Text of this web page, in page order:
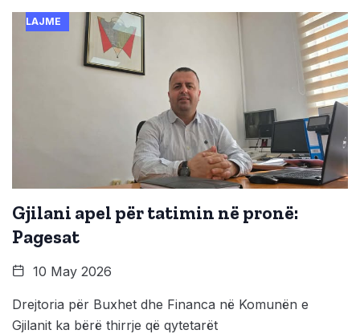
LAJME
Gjilani apel për tatimin në pronë:
Pagesat
10 May 2026
Drejtoria për Buxhet dhe Financa në Komunën e
Gjilanit ka bërë thirrje që qytetarët